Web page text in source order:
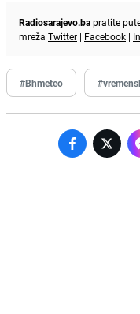
Radiosarajevo.bapratite
mreža Twitter | Facebook |
#Bhmeteo